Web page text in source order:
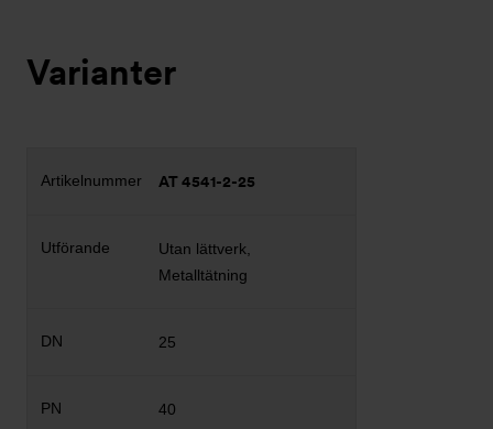
Varianter
AT 4541-2-25
Utan lättverk,
Metalltätning
25
40